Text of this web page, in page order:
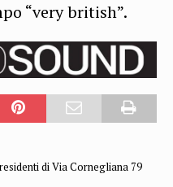
“very british”.
di Via Cornegliana 79